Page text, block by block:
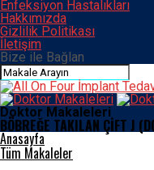
Enfeksiyon Hastalıkları
Hakkımızda
Gizlilik Politikası
İletişim
Bize ile Bağlan
Doktor Makaleleri
BÖBREĞE TAKILAN ÇİFT J
Anasayfa
Tüm Makaleler